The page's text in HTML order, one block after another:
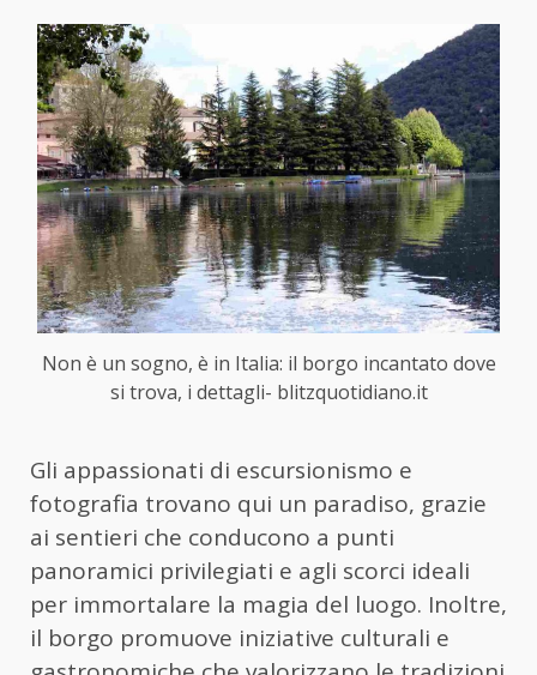
Non è un sogno, è in Italia: il borgo incantato dove
si trova, i dettagli- blitzquotidiano.it
Gli appassionati di escursionismo e
fotografia trovano qui un paradiso, grazie
ai sentieri che conducono a punti
panoramici privilegiati e agli scorci ideali
per immortalare la magia del luogo. Inoltre,
il borgo promuove iniziative culturali e